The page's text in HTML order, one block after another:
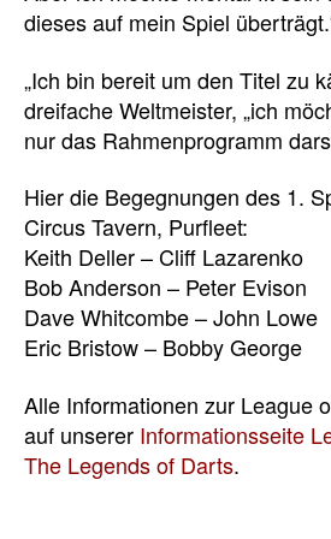
dieses auf mein Spiel
„Ich bin bereit um den Titel zu
dreifache Weltmeister, „ich
nur das Rahmenprogramm
Hier die Begegnungen des 1.
Circus Tavern, Purfleet:
Keith Deller – Cliff Lazarenko
Bob Anderson – Peter Evison
Dave Whitcombe – John Lowe
Eric Bristow – Bobby George
Alle Informationen zur League
auf unserer Informationsseite
The Legends of Darts.